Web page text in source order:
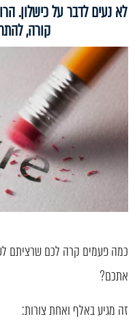
לא נעים לדבר על כישלון.
קורה,
כמה פעמים קרה לכם שרציתם
אתכם?
זה מגיע באלף ואחת צורות: